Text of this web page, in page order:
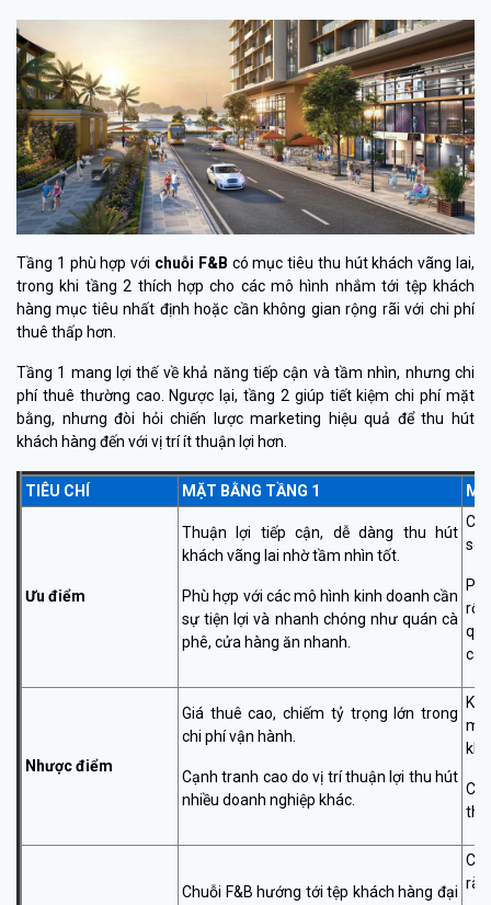
Tầng 1 phù hợp với chuỗi F&B có mục tiêu thu hút khách vãng lai,
trong khi tầng 2 thích hợp cho các mô hình nhắm tới tệp khách
hàng mục tiêu nhất định hoặc cần không gian rộng rãi với chi phí
thuê thấp hơn.
Tầng 1 mang lợi thế về khả năng tiếp cận và tầm nhìn, nhưng chi
phí thuê thường cao. Ngược lại, tầng 2 giúp tiết kiệm chi phí mặt
bằng, nhưng đòi hỏi chiến lược marketing hiệu quả để thu hút
khách hàng đến với vị trí ít thuận lợi hơn.
TIÊU CHÍ MẶT BẰNG TẦNG 1
Ưu điểm
Thuận lợi tiếp cận, dễ dàng thu hút
khách vãng lai nhờ tầm nhìn tốt.
Phù hợp với các mô hình kinh doanh cần
sự tiện lợi và nhanh chóng như quán cà
phê, cửa hàng ăn nhanh.
so
Nhược điểm
Giá thuê cao, chiếm tỷ trọng lớn trong
chi phí vận hành.
Cạnh tranh cao do vị trí thuận lợi thu hút
nhiều doanh nghiệp khác.
Chuỗi F&B hướng tới tệp khách hàng đại